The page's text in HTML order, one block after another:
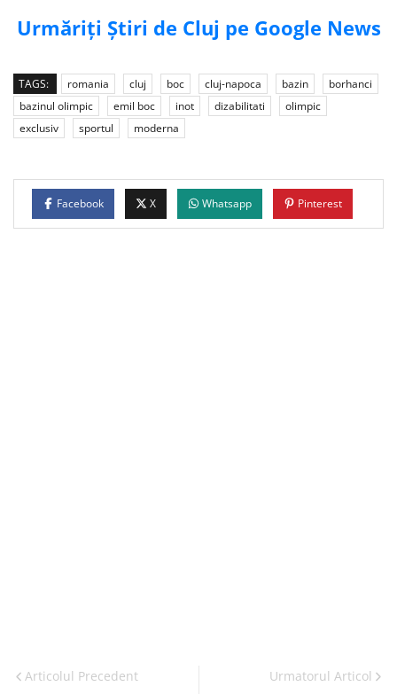
Urmăriți Știri de Cluj pe Google News
TAGS: romania cluj boc cluj-napoca bazin
borhanci
bazinul olimpic
emil boc inot dizabilitati
olimpic
exclusiv
sportul moderna
Facebook X Whatsapp Pinterest
Articolul Precedent Urmatorul Articol